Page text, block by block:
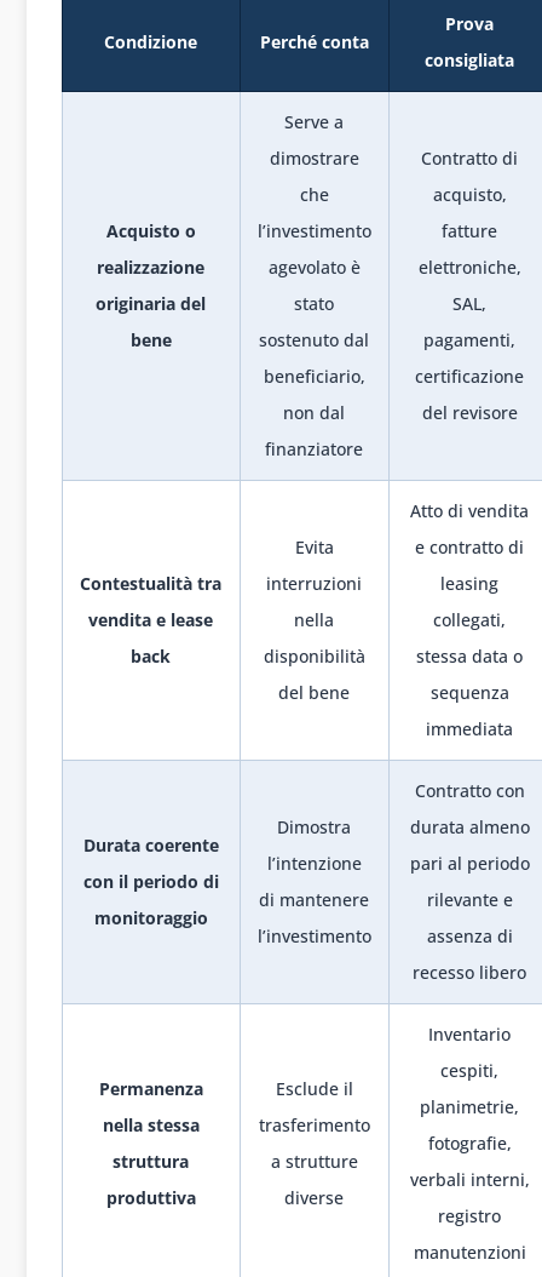
Condizione Perché conta
Prova
consigliata
Acquisto o
realizzazione
originaria del
bene
Serve a
dimostrare
che
l’investimento
agevolato è
stato
sostenuto dal
beneficiario,
non dal
finanziatore
Contratto di
acquisto,
fatture
elettroniche,
SAL,
pagamenti,
certificazione
del revisore
Contestualità tra
vendita e lease
back
Evita
interruzioni
nella
disponibilità
del bene
Atto di vendita
e contratto di
leasing
collegati,
stessa data o
sequenza
immediata
Durata coerente
con il periodo di
monitoraggio
Dimostra
l’intenzione
di mantenere
l’investimento
Contratto con
durata almeno
pari al periodo
rilevante e
assenza di
recesso libero
Permanenza
nella stessa
struttura
produttiva
Esclude il
trasferimento
a strutture
diverse
Inventario
cespiti,
planimetrie,
fotografie,
verbali interni,
registro
manutenzioni